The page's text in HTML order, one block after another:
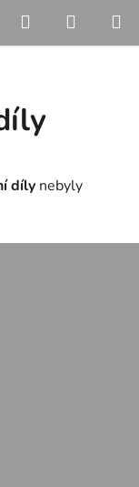
Hledat
KOŠÍK
díly nebyly